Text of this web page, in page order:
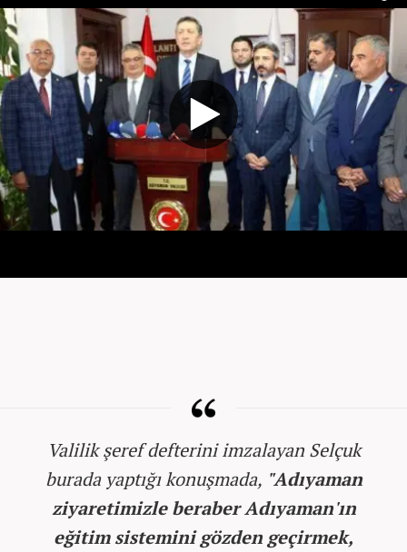
Valilik şeref defterini imzalayan Selçuk
burada yaptığı konuşmada, "Adıyaman
ziyaretimizle beraber Adıyaman'ın
eğitim sistemini gözden geçirmek,